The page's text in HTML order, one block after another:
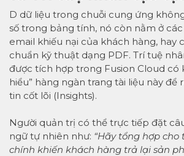
D dữ liệu trong chuỗi cung ứng
số trong bảng tính, nó còn nằm ở
email khiếu nại của khách hàng, hay
chuẩn kỹ thuật dạng PDF. Trí tuệ
được tích hợp trong Fusion Cloud có
hiểu” hàng ngàn trang tài liệu này để
tin cốt lõi (Insights).
Người quản trị có thể trực tiếp đặt
ngữ tự nhiên như: “Hãy tổng hợp cho
chính khiến khách hàng trả lại sản